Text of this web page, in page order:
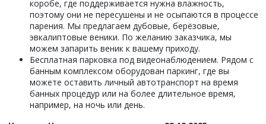
коробе, где поддерживается нужна влажность,
поэтому они не пересушены и не осыпаются в процессе
парения. Мы предлагаем дубовые, берёзовые,
эвкалиптовые веники. По желанию заказчика, мы
можем запарить веник к вашему приходу.
Бесплатная парковка под видеонаблюдением. Рядом с
банным комплексом оборудован паркинг, где вы
можете оставить личный автотранспорт на время
банных процедур или на более длительное время,
например, на ночь или день.